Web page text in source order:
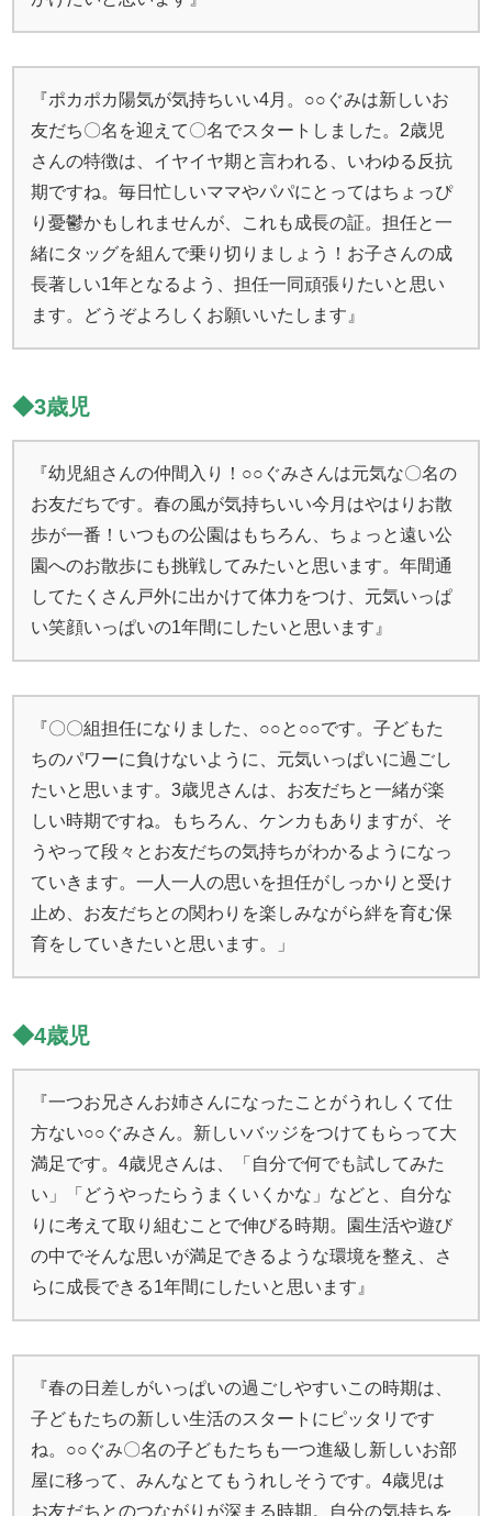
『ポカポカ陽気が気持ちいい4月。○○ぐみは新しいお
友だち〇名を迎えて〇名でスタートしました。2歳児
さんの特徴は、イヤイヤ期と言われる、いわゆる反抗
期ですね。毎日忙しいママやパパにとってはちょっぴ
り憂鬱かもしれませんが、これも成長の証。担任と一
緒にタッグを組んで乗り切りましょう！お子さんの成
長著しい1年となるよう、担任一同頑張りたいと思い
ます。どうぞよろしくお願いいたします』
◆3歳児
『幼児組さんの仲間入り！○○ぐみさんは元気な〇名の
お友だちです。春の風が気持ちいい今月はやはりお散
歩が一番！いつもの公園はもちろん、ちょっと遠い公
園へのお散歩にも挑戦してみたいと思います。年間通
してたくさん戸外に出かけて体力をつけ、元気いっぱ
い笑顔いっぱいの1年間にしたいと思います』
『〇〇組担任になりました、○○と○○です。子どもた
ちのパワーに負けないように、元気いっぱいに過ごし
たいと思います。3歳児さんは、お友だちと一緒が楽
しい時期ですね。もちろん、ケンカもありますが、そ
うやって段々とお友だちの気持ちがわかるようになっ
ていきます。一人一人の思いを担任がしっかりと受け
止め、お友だちとの関わりを楽しみながら絆を育む保
育をしていきたいと思います。」
◆4歳児
『一つお兄さんお姉さんになったことがうれしくて仕
方ない○○ぐみさん。新しいバッジをつけてもらって大
満足です。4歳児さんは、「自分で何でも試してみた
い」「どうやったらうまくいくかな」などと、自分な
りに考えて取り組むことで伸びる時期。園生活や遊び
の中でそんな思いが満足できるような環境を整え、さ
らに成長できる1年間にしたいと思います』
『春の日差しがいっぱいの過ごしやすいこの時期は、
子どもたちの新しい生活のスタートにピッタリです
ね。○○ぐみ〇名の子どもたちも一つ進級し新しいお部
屋に移って、みんなとてもうれしそうです。4歳児は
お友だちとのつながりが深まる時期。自分の気持ちを